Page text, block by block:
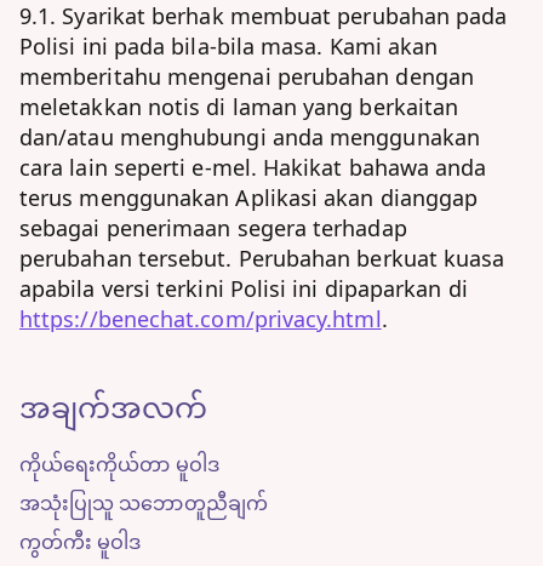
9.1. Syarikat berhak membuat perubahan pada
Polisi ini pada bila-bila masa. Kami akan
memberitahu mengenai perubahan dengan
meletakkan notis di laman yang berkaitan
dan/atau menghubungi anda menggunakan
cara lain seperti e-mel. Hakikat bahawa anda
terus menggunakan Aplikasi akan dianggap
sebagai penerimaan segera terhadap
perubahan tersebut. Perubahan berkuat kuasa
apabila versi terkini Polisi ini dipaparkan di
https://benechat.com/privacy.html.
အချက်အလက်
ကိုယ်ရေးကိုယ်တာ မူဝါဒ
အသုံးပြုသူ သဘောတူညီချက်
ကွတ်ကီး မူဝါဒ